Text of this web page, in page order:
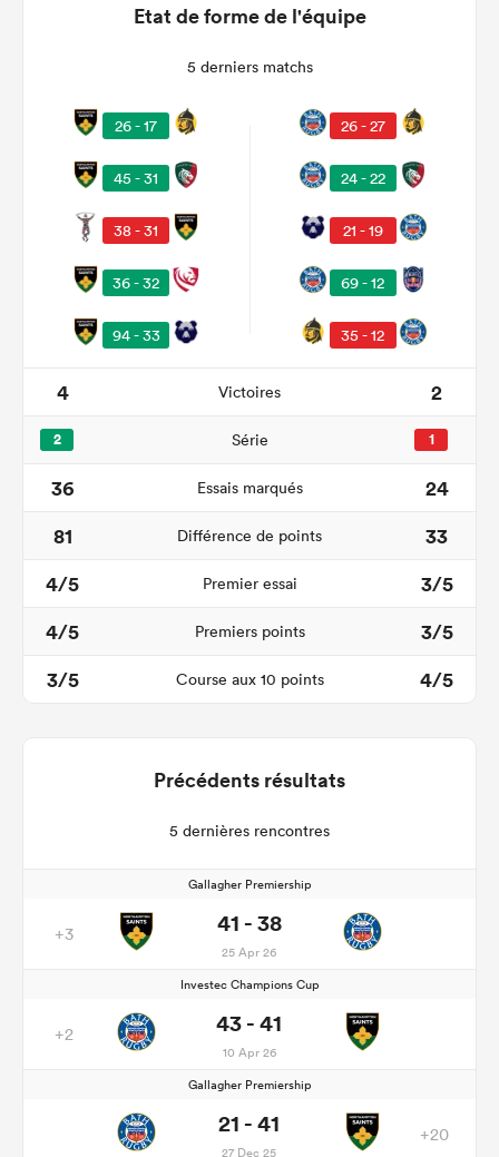
Etat de forme de l'équipe
5 derniers matchs
26 - 17
45 - 31
38 - 31
36 - 32
94 - 33
26 - 27
24 - 22
21 - 19
69 - 12
35 - 12
4 Victoires 2
2 Série 1
36 Essais marqués
24
81
Différence de points
33
4/5
Premier essai
3/5
4/5
Premiers points
3/5
3/5
Course aux 10 points 4/5
Précédents résultats
5 dernières rencontres
Gallagher Premiership
+3 41 - 38
25 Apr 26
Investec Champions Cup
+2 43 - 41
10 Apr 26
Gallagher Premiership
21 - 41
27 Dec 25
+20